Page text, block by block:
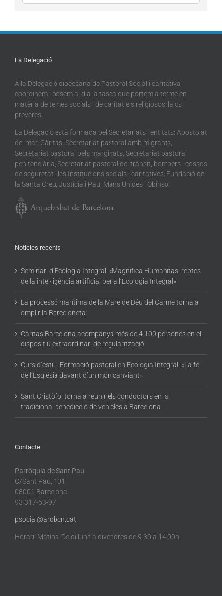
La Delegació
A la Delegació diocesana de Pastoral Social i caritativa
coordinem i posem al dia la tasca que portem a terme en
matèria de temes socials i de caritat els religiosos, laics i
preveres.
La Delegació està formada pel Secretariats i entitats: Apostolat
del mar, Càritas, Secretariat pastoral amb migrants,
Secretariat pastoral pels marginats, Secretariat pastoral
penitenciària, Secretariat pastoral del trànsit, bombers i cossos
de seguretat i les Institucions socials i caritatives: Fundació de
la Santa Creu, Justícia i Pau, Mans Unides i Obinso.
Noticies recents
Seminari d’Ecologia Integral: «Magnifica Humanitas: reptes
de la intel·ligència artificial per a l’Ecologia Integral»
La processó marítima de la Mare de Déu del Carme torna a
omplir la Barceloneta
Càritas Barcelona acompanya més de 4.100 persones en el
dispositiu extraordinari de regularització
Curs d’estiu: Formació pastoral en Ecologia Integral: «La fe
de l’Església davant d’un món canviant»
Sant Cristòfol torna a reunir els conductors en la
tradicional benedicció de vehicles a Barcelona
Contacte
Parròquia de Sant Pau
C/Sant Pau, 101
08001 Barcelona
93 317-63-97
psocial@arqbcn.cat
Horari: Matins: De dilluns a divendres de 9.30 a 14.00h.